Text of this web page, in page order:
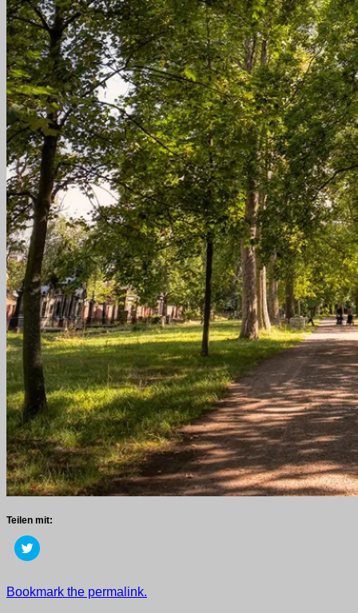
Teilen mit:
Klick,
um
zu
teilen
Getaggt
Bookmark the permalink.